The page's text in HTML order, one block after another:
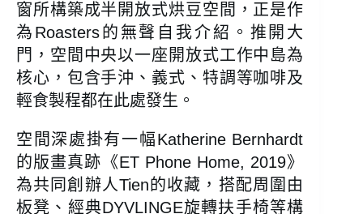
窗所構築成半開放式烘豆空間，正是作
為Roasters的無聲自我介紹。推開大
門，空間中央以一座開放式工作中島為
核心，包含手沖、義式、特調等咖啡及
輕食製程都在此處發生。
空間深處掛有一幅Katherine Bernhardt
的版畫真跡《ET Phone Home, 2019》
為共同創辦人Tien的收藏，搭配周圍由
板凳、經典DYVLINGE旋轉扶手椅等構